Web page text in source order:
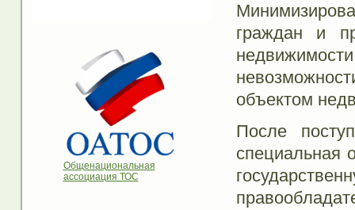
Общенациональная
ассоциация ТОС
граждан и
объектом
После
специальная